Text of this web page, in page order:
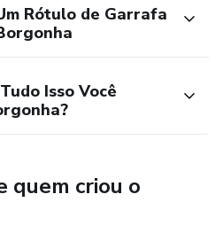
Maravilhe-se com
e vídeos de drones que
paisagens e vilarejos
Desfrute de histórias
Juliana Lins Cruz.
Rótulo de Garrafa
Isso Você
quem criou o